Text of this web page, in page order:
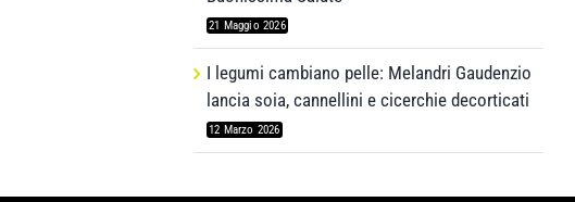
21 Maggio 2026
I legumi cambiano pelle: Melandri Gaudenzio
lancia soia, cannellini e cicerchie decorticati
12 Marzo 2026